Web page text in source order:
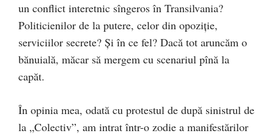
un conflict interetnic sîngeros în Transilvania?
Politicienilor de la putere, celor din opoziție,
serviciilor secrete? Și în ce fel? Dacă tot aruncăm o
bănuială, măcar să mergem cu scenariul pînă la
capăt.
În opinia mea, odată cu protestul de după sinistrul de
la „Colectiv”, am intrat într-o zodie a manifestărilor